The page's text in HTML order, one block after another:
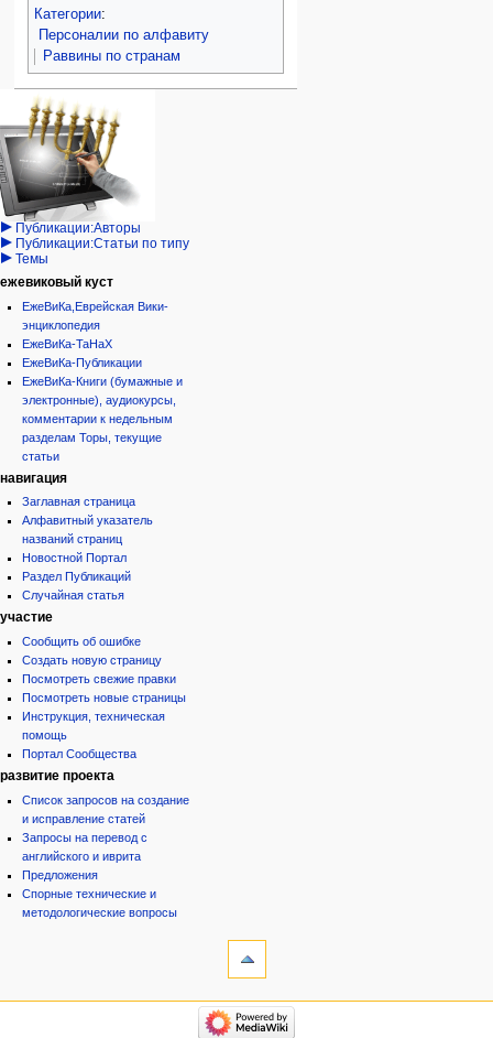
Категории:
Персоналии по алфавиту
Раввины по странам
Навигация
персональные инструменты
войти
запрос
учётной
записи
категории
Израиль:Страна и
государство
Иудаизм
Народ
Проекты
Проекты/Участники/
дополнения
Публикации:Авторы
Публикации:Статьи по типу
Темы
ежевиковый куст
ЕжеВиКа,Еврейская Вики-
энциклопедия
ЕжеВиКа-ТаНаХ
ЕжеВиКа-Публикации
ЕжеВиКа-Книги (бумажные и
электронные), аудиокурсы,
комментарии к недельным
разделам Торы, текущие
статьи
навигация
Заглавная страница
Алфавитный указатель
названий страниц
Новостной Портал
Раздел Публикаций
Случайная статья
участие
Сообщить об ошибке
Создать новую страницу
Посмотреть свежие правки
Посмотреть новые страницы
Инструкция, техническая
помощь
Портал Сообщества
развитие проекта
Список запросов на создание
и исправление статей
Запросы на перевод с
английского и иврита
Предложения
Спорные технические и
методологические вопросы
категории